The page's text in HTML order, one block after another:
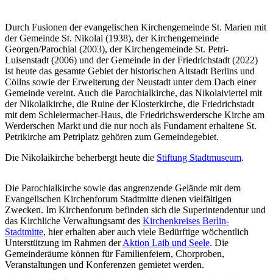
Durch Fusionen der evangelischen Kirchengemeinde St. Marien mit
der Gemeinde St. Nikolai (1938), der Kirchengemeinde
Georgen/Parochial (2003), der Kirchengemeinde St. Petri-
Luisenstadt (2006) und der Gemeinde in der Friedrichstadt (2022)
ist heute das gesamte Gebiet der historischen Altstadt Berlins und
Cöllns sowie der Erweiterung der Neustadt unter dem Dach einer
Gemeinde vereint. Auch die Parochialkirche, das Nikolaiviertel mit
der Nikolaikirche, die Ruine der Klosterkirche, die Friedrichstadt
mit dem Schleiermacher-Haus, die Friedrichswerdersche Kirche am
Werderschen Markt und die nur noch als Fundament erhaltene St.
Petrikirche am Petriplatz gehören zum Gemeindegebiet.
Die Nikolaikirche beherbergt heute die Stiftung Stadtmuseum.
Die Parochialkirche sowie das angrenzende Gelände mit dem
Evangelischen Kirchenforum Stadtmitte dienen vielfältigen
Zwecken. Im Kirchenforum befinden sich die Superintendentur und
das Kirchliche Verwaltungsamt des Kirchenkreises Berlin-
Stadtmitte, hier erhalten aber auch viele Bedürftige wöchentlich
Unterstützung im Rahmen derAktion Laib und Seele. Die
Gemeinderäume können für Familienfeiern, Chorproben,
Veranstaltungen und Konferenzen gemietet werden.